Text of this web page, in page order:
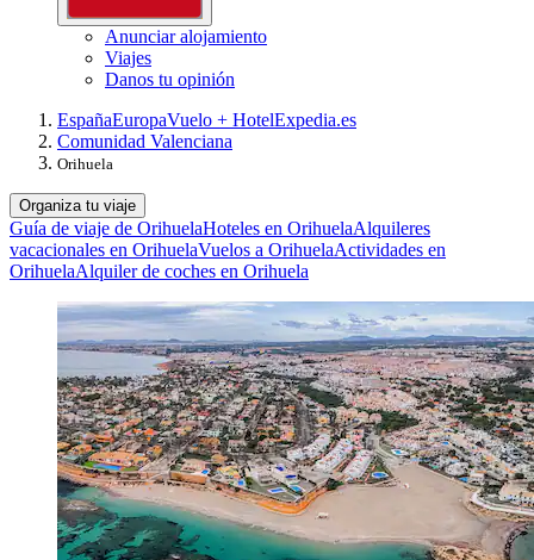
Anunciar alojamiento
Viajes
Danos tu opinión
EspañaEuropaVuelo + HotelExpedia.es
Comunidad Valenciana
Orihuela
Organiza tu viaje
Guía de viaje de OrihuelaHoteles en OrihuelaAlquileres
vacacionales en OrihuelaVuelos a OrihuelaActividades en
OrihuelaAlquiler de coches en Orihuela